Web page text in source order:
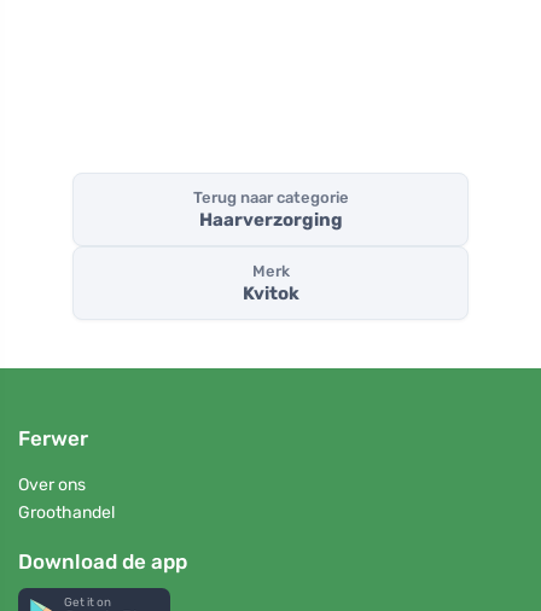
Terug naar categorie
Haarverzorging
Merk
Kvitok
Ferwer
Over ons
Groothandel
Download de app
Get it on